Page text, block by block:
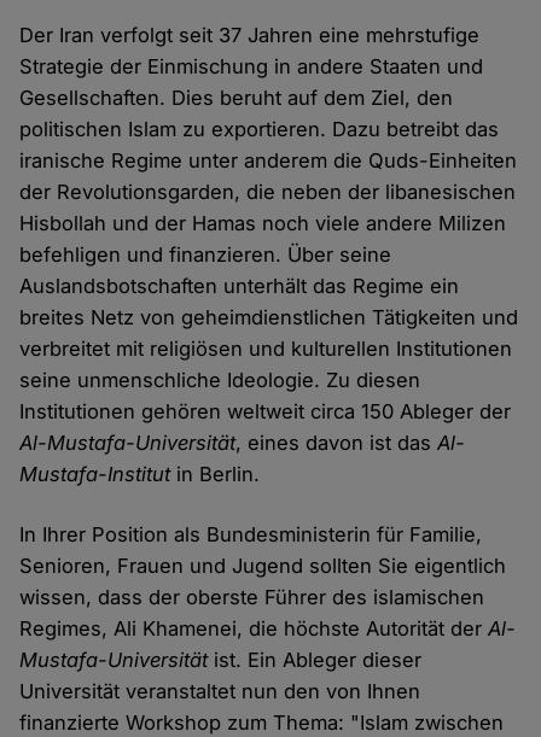
Der Iran verfolgt seit 37 Jahren eine mehrstufige
Strategie der Einmischung in andere Staaten und
Gesellschaften. Dies beruht auf dem Ziel, den
politischen Islam zu exportieren. Dazu betreibt das
iranische Regime unter anderem die Quds-Einheiten
der Revolutionsgarden, die neben der libanesischen
Hisbollah und der Hamas noch viele andere Milizen
befehligen und finanzieren. Über seine
Auslandsbotschaften unterhält das Regime ein
breites Netz von geheimdienstlichen Tätigkeiten und
verbreitet mit religiösen und kulturellen Institutionen
seine unmenschliche Ideologie. Zu diesen
Institutionen gehören weltweit circa 150 Ableger der
Al-Mustafa-Universität, eines davon ist dasAl-
Mustafa-Institutin Berlin.
In Ihrer Position als Bundesministerin für Familie,
Senioren, Frauen und Jugend sollten Sie eigentlich
wissen, dass der oberste Führer des islamischen
Regimes, Ali Khamenei, die höchste Autorität derAl-
Mustafa-Universitätist. Ein Ableger dieser
Universität veranstaltet nun den von Ihnen
finanzierte Workshop zum Thema: "Islam zwischen